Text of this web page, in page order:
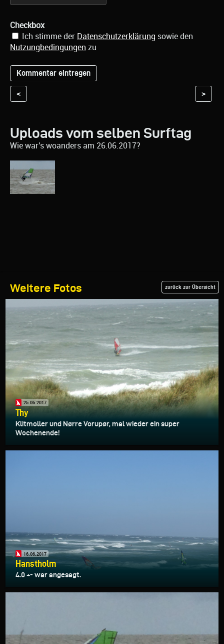
Checkbox
Ich stimme der Datenschutzerklärung sowie den
Nutzungbedingungen zu
< >
Uploads vom selben Surftag
Wie war's woanders am 26.06.2017?
Weitere Fotos zurück zur Übersicht
25.06.2017
Thy
Klitmoller und Nørre Vorupør, mal wieder ein super
Wochenende!
16.06.2017
Hanstholm
4.0 +- war angesagt.